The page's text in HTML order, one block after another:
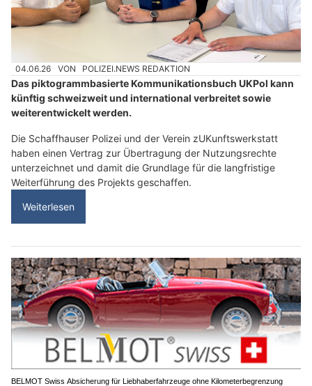
04.06.26 VON POLIZEI.NEWS REDAKTION
Das piktogrammbasierte Kommunikationsbuch UKPol kann
künftig schweizweit und international verbreitet sowie
weiterentwickelt werden.
Die Schaffhauser Polizei und der Verein zUKunftswerkstatt
haben einen Vertrag zur Übertragung der Nutzungsrechte
unterzeichnet und damit die Grundlage für die langfristige
Weiterführung des Projekts geschaffen.
Weiterlesen
BELMOT Swiss Absicherung für Liebhaberfahrzeuge ohne Kilometerbegrenzung